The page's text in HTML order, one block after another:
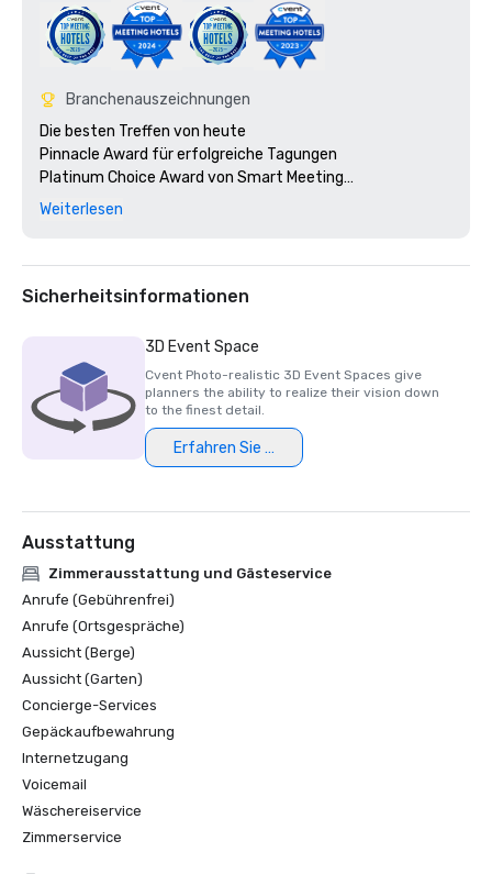
Branchenauszeichnungen
Die besten Treffen von heute
Pinnacle Award für erfolgreiche Tagungen
Platinum Choice Award von Smart Meeting
Die 100 beliebtesten Tagungsorte von CVENT
Weiterlesen
Sicherheitsinformationen
3D Event Space
Cvent Photo-realistic 3D Event Spaces give
planners the ability to realize their vision down
to the finest detail.
Erfahren Sie mehr
Ausstattung
Zimmerausstattung und Gästeservice
Anrufe (Gebührenfrei)
Anrufe (Ortsgespräche)
Aussicht (Berge)
Aussicht (Garten)
Concierge-Services
Gepäckaufbewahrung
Internetzugang
Voicemail
Wäschereiservice
Zimmerservice